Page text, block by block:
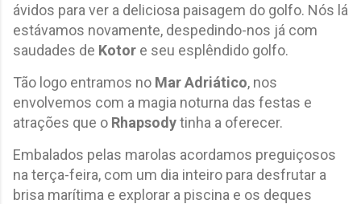
ávidos para ver a deliciosa paisagem do golfo. Nós lá
estávamos novamente, despedindo-nos já com
saudades de Kotor e seu esplêndido golfo.
Tão logo entramos no Mar Adriático, nos
envolvemos com a magia noturna das festas e
atrações que o Rhapsodytinha a oferecer.
Embalados pelas marolas acordamos preguiçosos
na terça-feira, com um dia inteiro para desfrutar a
brisa marítima e explorar a piscina e os deques